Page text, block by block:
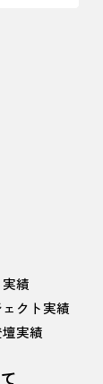
績
クト実績
実績